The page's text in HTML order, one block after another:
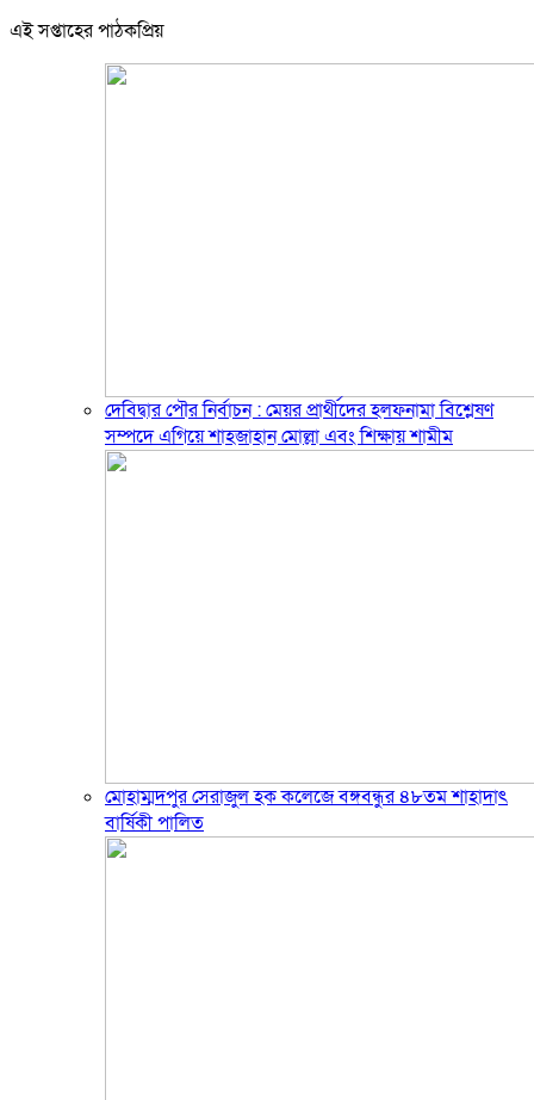
এই সপ্তাহের পাঠকপ্রিয়
দেবিদ্বার পৌর নির্বাচন : মেয়র প্রার্থীদের হলফনামা বিশ্লেষণ
সম্পদে এগিয়ে শাহজাহান মোল্লা এবং শিক্ষায় শামীম
মোহাম্মদপুর সেরাজুল হক ক‌লে‌জে বঙ্গবন্ধুর ৪৮তম শাহাদাৎ
বা‌র্ষিকী পা‌লিত